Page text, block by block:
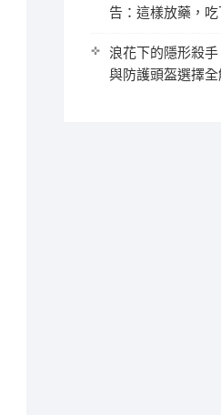
告：這樣放藥，
浪花下的隱形殺
與防護頭盔選擇